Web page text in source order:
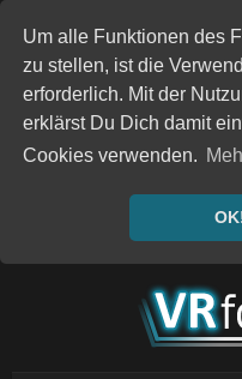
Um alle Funktionen des
zu stellen, ist die
erforderlich. Mit der
erklärst Du Dich damit
Cookies verwenden.